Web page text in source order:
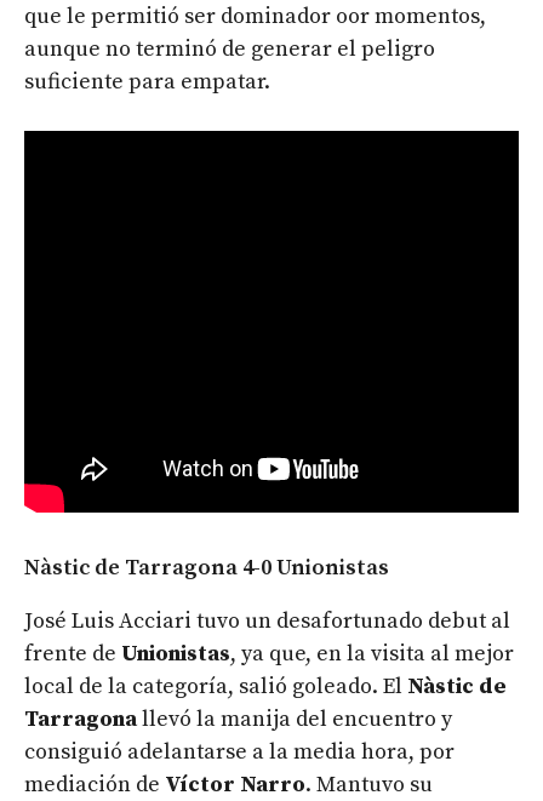
que le permitió ser dominador oor momentos,
aunque no terminó de generar el peligro
suficiente para empatar.
Nàstic de Tarragona 4-0 Unionistas
José Luis Acciari tuvo un desafortunado debut al
frente de Unionistas, ya que, en la visita al mejor
local de la categoría, salió goleado. El Nàstic de
Tarragonallevó la manija del encuentro y
consiguió adelantarse a la media hora, por
mediación de Víctor Narro. Mantuvo su